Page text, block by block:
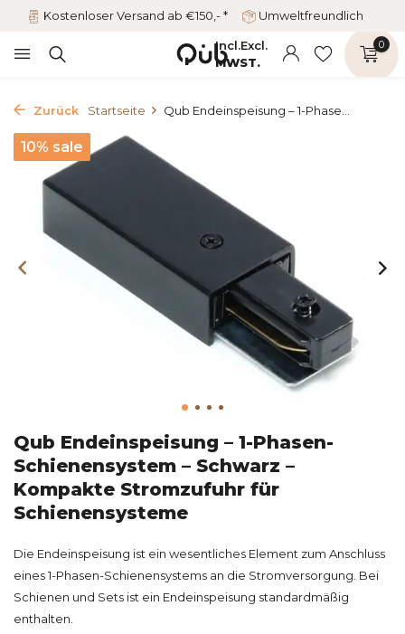
Kostenloser Versand ab €150,- * Umweltfreundlich
Incl.Excl.
MWST.
0
Zurück Startseite Qub Endeinspeisung – 1-Phase...
10% sale
Qub Endeinspeisung – 1-Phasen-
Schienensystem – Schwarz –
Kompakte Stromzufuhr für
Schienensysteme
Die Endeinspeisung ist ein wesentliches Element zum Anschluss
eines 1-Phasen-Schienensystems an die Stromversorgung. Bei
Schienen und Sets ist ein Endeinspeisung standardmäßig
enthalten.